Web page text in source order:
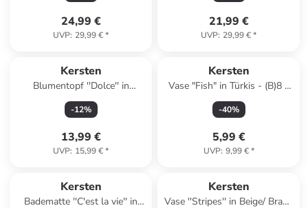
24,99 €
UVP: 29,99 €*
21,99 €
UVP: 29,99 €*
Kersten
Blumentopf ''Dolce'' in
Hellblau/ Orange - (H)11,5 x
Ø 14,2 cm
-12%
13,99 €
UVP: 15,99 €*
Kersten
Vase "Fish" in Türkis - (B)8 x
(H)11 x (T)5,5 cm
-40%
5,99 €
UVP: 9,99 €*
Kersten
Badematte ''C'est la vie'' in
Kersten
Vase ''Stripes'' in Beige/ Braun